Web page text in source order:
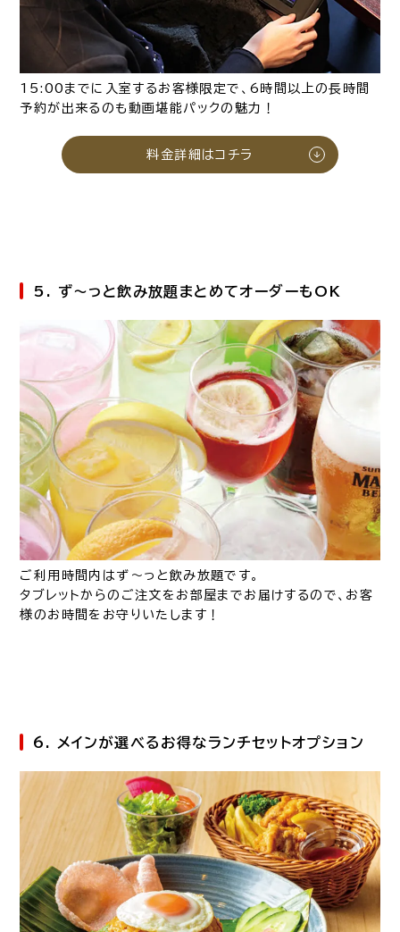
15:00までに入室するお客様限定で、6時間以上の長時間
予約が出来るのも動画堪能パックの魅力！
料金詳細はコチラ
5. ず～っと飲み放題まとめてオーダーもOK
ご利用時間内はず～っと飲み放題です。
タブレットからのご注文をお部屋までお届けするので、お客
様のお時間をお守りいたします！
6. メインが選べるお得なランチセットオプション